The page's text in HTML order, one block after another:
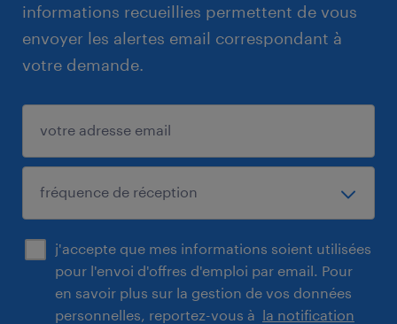
informations recueillies permettent de vous
envoyer les alertes email correspondant à
votre demande.
j'accepte que mes informations soient utilisées
pour l'envoi d'offres d'emploi par email. Pour
en savoir plus sur la gestion de vos données
personnelles, reportez-vous à la notification